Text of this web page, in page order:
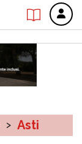
> Asti